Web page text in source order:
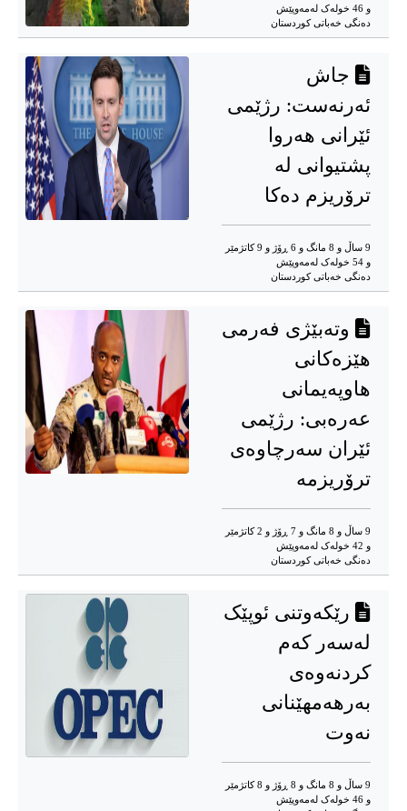
و 46 خوله‌ک له‌مه‌وپێش‌
دەنگی خەباتی کوردستان
جاش
ئەرنەست: رژێمی
ئێرانی هەروا
پشتیوانی لە
ترۆریزم دەکا
9 ساڵ و 8 مانگ و 6 ڕۆژ و 9 کاتژمێر
و 54 خوله‌ک له‌مه‌وپێش‌
دەنگی خەباتی کوردستان
وتەبێژی فەرمی
هێزەکانی
هاوپەیمانی
عەرەبی: رژێمی
ئێران سەرچاوەی
ترۆریزمە
9 ساڵ و 8 مانگ و 7 ڕۆژ و 2 کاتژمێر
و 42 خوله‌ک له‌مه‌وپێش‌
دەنگی خەباتی کوردستان
رێکەوتنی ئوپێک
لەسەر کەم
کردنەوەی
بەرهەمهێنانی
نەوت
9 ساڵ و 8 مانگ و 8 ڕۆژ و 8 کاتژمێر
و 46 خوله‌ک له‌مه‌وپێش‌